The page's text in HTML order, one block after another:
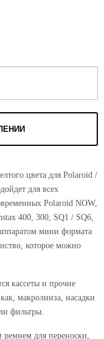
цвета для Polaroid /
для всех
Polaroid NOW,
400, 300, SQ1 / SQ6,
мини формата
которое можно
кассеты и прочие
макролинза, насадки
фильтры.
для переноски,